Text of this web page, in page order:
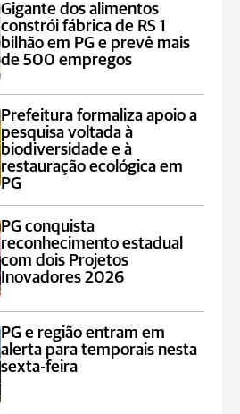
Gigante dos alimentos
constrói fábrica de RS 1
bilhão em PG e prevê mais
de 500 empregos
Prefeitura formaliza apoio a
pesquisa voltada à
biodiversidade e à
restauração ecológica em
PG
PG conquista
reconhecimento estadual
com dois Projetos
Inovadores 2026
PG e região entram em
alerta para temporais nesta
sexta-feira